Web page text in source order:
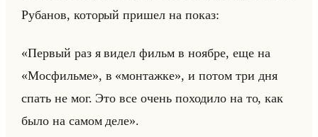
Ру­ба­нов, ко­то­рый при­шел на показ:
«Первый раз я видел фильм в ноябре, еще на
«Мосфильме», в «монтажке», и потом три дня
спать не мог. Это все очень по­хо­ди­ло на то, как
было на самом деле».